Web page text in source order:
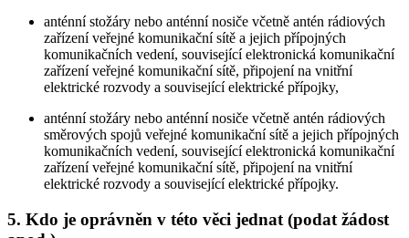
anténní stožáry nebo anténní nosiče včetně antén rádiových
zařízení veřejné komunikační sítě a jejich přípojných
komunikačních vedení, související elektronická komunikační
zařízení veřejné komunikační sítě, připojení na vnitřní
elektrické rozvody a související elektrické přípojky,
anténní stožáry nebo anténní nosiče včetně antén rádiových
směrových spojů veřejné komunikační sítě a jejich přípojných
komunikačních vedení, související elektronická komunikační
zařízení veřejné komunikační sítě, připojení na vnitřní
elektrické rozvody a související elektrické přípojky.
5. Kdo je oprávněn v této věci jednat (podat žádost